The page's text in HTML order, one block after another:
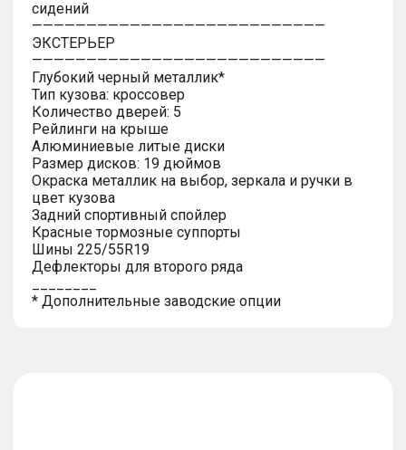
сидений
———————————————————————————
ЭКСТЕРЬЕР
———————————————————————————
Глубокий черный металлик*
Тип кузова: кроссовер
Количество дверей: 5
Рейлинги на крыше
Алюминиевые литые диски
Размер дисков: 19 дюймов
Окраска металлик на выбор, зеркала и ручки в
цвет кузова
Задний спортивный спойлер
Красные тормозные суппорты
Шины 225/55R19
Дефлекторы для второго ряда
* Дополнительные заводские опции